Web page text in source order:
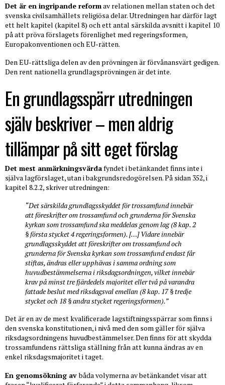
Det är en ingripande reformav relationen mellan staten och det
svenska civilsamhällets religiösa delar. Utredningen har därför lagt
ett helt kapitel (kapitel 8) och ett antal särskilda avsnitt i kapitel 10
på att pröva förslagets förenlighet med regeringsformen,
Europakonventionen och EU-rätten.
Den EU-rättsliga delen av den prövningen är förvånansvärt gedigen.
Den rent nationella grundlagsprövningen är det inte.
En grundlagsspärr utredningen
själv beskriver – men aldrig
tillämpar på sitt eget förslag
Det mest anmärkningsvärdafyndet i betänkandet finns inte i
själva lagförslaget, utan i bakgrundsredogörelsen. På sidan 352, i
kapitel 8.2.2, skriver utredningen:
“Det särskilda grundlagsskyddet för trossamfund innebär
att föreskrifter om trossamfund och grunderna för Svenska
kyrkan som trossamfund ska meddelas genom lag (8 kap. 2
§ första stycket 4 regeringsformen). […] Vidare innebär
grundlagsskyddet att föreskrifter om trossamfund och
grunderna för Svenska kyrkan som trossamfund endast får
stiftas, ändras eller upphävas i samma ordning som
huvudbestämmelserna i riksdagsordningen, vilket innebär
krav på minst tre fjärdedels majoritet eller två på varandra
fattade beslut med riksdagsval emellan (8 kap. 17 § tredje
stycket och 18 § andra stycket regeringsformen).”
Det är en av de mest kvalificerade lagstiftningsspärrar som finns i
den svenska konstitutionen, i nivå med den som gäller för själva
riksdagsordningens huvudbestämmelser. Den finns för att skydda
trossamfundens rättsliga ställning från att kunna ändras av en
enkel riksdagsmajoritet i taget.
En genomsökning avbåda volymerna av betänkandet visar att